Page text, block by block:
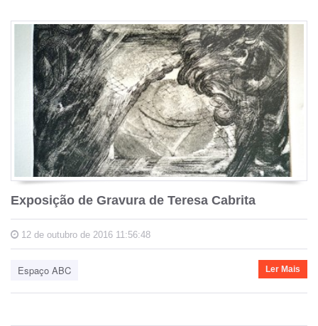
Exposição de Gravura de Teresa Cabrita
12 de outubro de 2016 11:56:48
Espaço ABC Ler Mais